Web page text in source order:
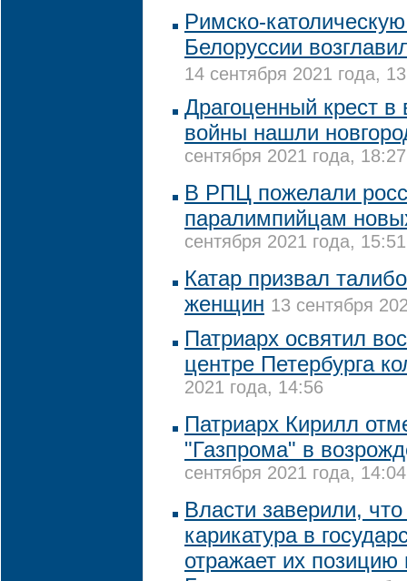
Римско-
Белоруссии
14 сентября 2021 года,
Драгоценный крест в
войны нашли
сентября 2021 года, 18:27
В РПЦ пожелали
паралимпийцам
сентября 2021 года, 15:51
Катар призвал
женщин 13 сентября
Патриарх освятил
центре Петербурга
2021 года, 14:56
Патриарх Кирилл
"Газпрома" в
сентября 2021 года, 14:04
Власти заверили,
карикатура в
отражает их